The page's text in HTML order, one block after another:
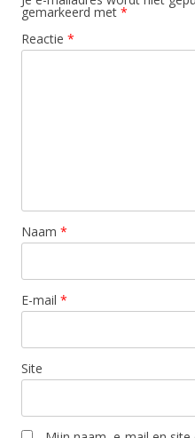
gemarkeerd met *
Reactie *
Naam *
E-mail *
Site